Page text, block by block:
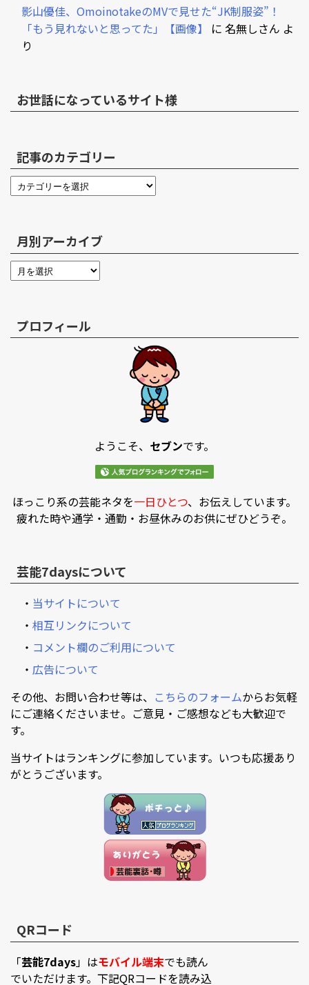
影山優佳、OmoinotakeのMVで見せた“JK制服姿”！
「もう見れないと思ってた」【画像】
に 名無しさん よ
り
お世話になっているサイト様
記事のカテゴリー
月別アーカイブ
プロフィール
ようこそ、 セブンです。
ほっこり系の芸能ネタを一日ひとつ、お伝えしています。
疲れた時や通学・通勤・お昼休みのお供にぜひどうぞ。
芸能7daysについて
・ 当サイトについて
・ 相互リンクについて
・ コメント欄のご利用について
・ 広告について
その他、お問い合わせ等は、 こちらのフォームからお気軽
にご連絡くださいませ。ご意見・ご感想なども大歓迎で
す。
当サイトはランキングに参加しています。いつも応援あり
がとうございます。
QRコード
「芸能7days」はモバイル端末でも読ん
でいただけます。下記QRコードを読み込